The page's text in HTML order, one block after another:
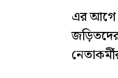
এর আগে
জড়িতদের